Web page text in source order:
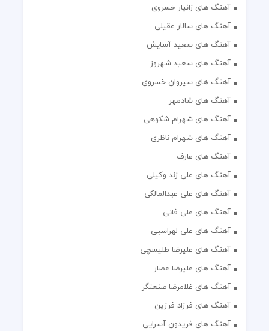
آهنگ های زانیار خسروی
آهنگ های سالار عقیلی
آهنگ های سعید آسایش
آهنگ های سعید شهروز
آهنگ های سیروان خسروی
آهنگ های شادمهر
آهنگ های شهرام شکوهی
آهنگ های شهرام ناظری
آهنگ های عارف
آهنگ های علی زند وکیلی
آهنگ های علی عبدالمالکی
آهنگ های علی فانی
آهنگ های علی لهراسبی
آهنگ های علیرضا طلیسچی
آهنگ های علیرضا عصار
آهنگ های غلامرضا صنعتگر
آهنگ های فرزاد فرزین
آهنگ های فریدون آسرایی